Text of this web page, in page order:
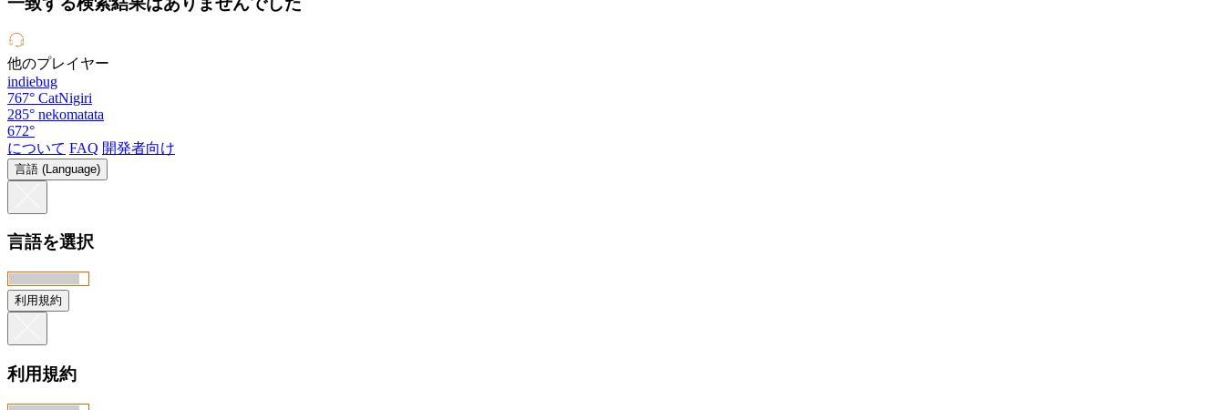
他のプレイヤー
indiebug
767° CatNigiri
285° nekomatata
672°
について FAQ 開発者向け
言語 (Language)
言語を選択
利用規約
利用規約